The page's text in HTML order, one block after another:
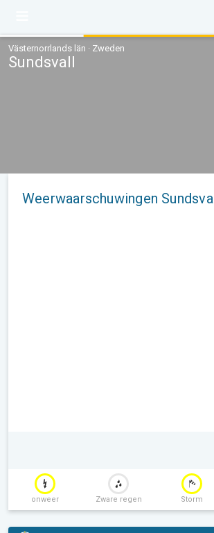
Västernorrlands län · Zweden
Sundsvall
Weerwaarschuwingen
onweer Zware regen Storm